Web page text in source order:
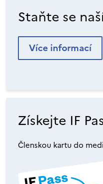
Staňte se
Více informací
Získejte IF
Členskou kartu do